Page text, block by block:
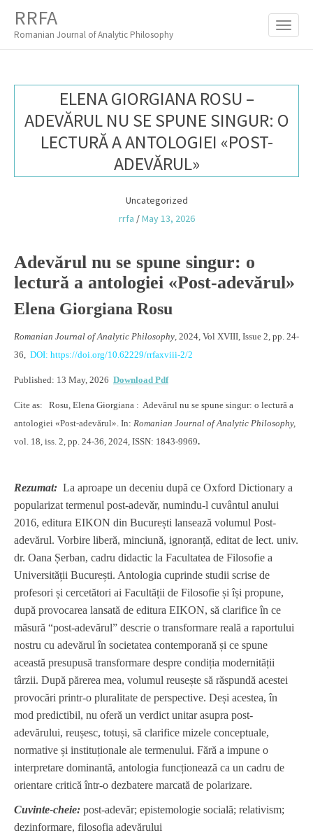
I
RRFA
Romanian Journal of Analytic Philosophy
ELENA GIORGIANA ROSU –
ADEVĂRUL NU SE SPUNE SINGUR: O
LECTURĂ A ANTOLOGIEI «POST-
ADEVĂRUL»
Uncategorized
rrfa /May 13, 2026
Adevărul nu se spune singur: o
lectură a antologiei «Post-adevărul»
Elena Giorgiana Rosu
Romanian Journal of Analytic Philosophy, 2024, Vol XVIII, Issue 2, pp. 24-
36, DOI: https://doi.org/10.62229/rrfaxviii-2/2
Published: 13 May, 2026 Download Pdf
Cite as: Rosu, Elena Giorgiana : Adevărul nu se spune singur: o lectură a
antologiei «Post-adevărul». In: Romanian Journal of Analytic Philosophy,
vol. 18, iss. 2, pp. 24-36, 2024, ISSN: 1843-9969.
Rezumat: La aproape un deceniu după ce Oxford Dictionary a
popularizat termenul post-adevăr, numindu-l cuvântul anului
2016, editura EIKON din București lansează volumul Post-
adevărul. Vorbire liberă, minciună, ignoranță, editat de lect. univ.
dr. Oana Șerban, cadru didactic la Facultatea de Filosofie a
Universității București. Antologia cuprinde studii scrise de
profesori și cercetători ai Facultății de Filosofie și își propune,
după provocarea lansată de editura EIKON, să clarifice în ce
măsură “post-adevărul” descrie o transformare reală a raportului
nostru cu adevărul în societatea contemporană și ce spune
această presupusă transformare despre condiția modernității
târzii. După părerea mea, volumul reusește să răspundă acestei
provocări printr-o pluralitate de perspective. Deși acestea, în
mod predictibil, nu oferă un verdict unitar asupra post-
adevărului, reușesc, totuși, să clarifice mizele conceptuale,
normative și instituționale ale termenului. Fără a impune o
interpretare dominantă, antologia funcționează ca un cadru de
orientare critică într-o dezbatere marcată de polarizare.
Cuvinte-cheie: post-adevăr; epistemologie socială; relativism;
dezinformare, filosofia adevărului